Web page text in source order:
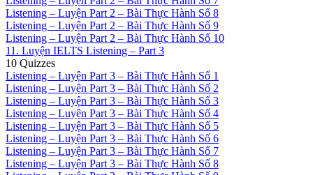
Listening – Luyện Part 2 – Bài Thực Hành Số 8
Listening – Luyện Part 2 – Bài Thực Hành Số 9
Listening – Luyện Part 2 – Bài Thực Hành Số 10
11. Luyện IELTS Listening – Part 3
10 Quizzes
Listening – Luyện Part 3 – Bài Thực Hành Số 1
Listening – Luyện Part 3 – Bài Thực Hành Số 2
Listening – Luyện Part 3 – Bài Thực Hành Số 3
Listening – Luyện Part 3 – Bài Thực Hành Số 4
Listening – Luyện Part 3 – Bài Thực Hành Số 5
Listening – Luyện Part 3 – Bài Thực Hành Số 6
Listening – Luyện Part 3 – Bài Thực Hành Số 7
Listening – Luyện Part 3 – Bài Thực Hành Số 8